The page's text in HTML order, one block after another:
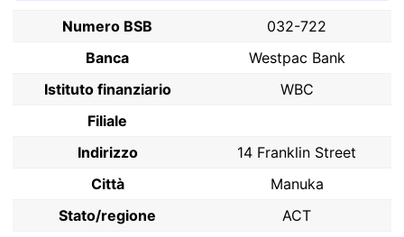
Numero BSB
032-722
Banca
Westpac Bank
Istituto finanziario
WBC
Filiale
Indirizzo
14 Franklin Street
Città
Manuka
Stato/regione
ACT